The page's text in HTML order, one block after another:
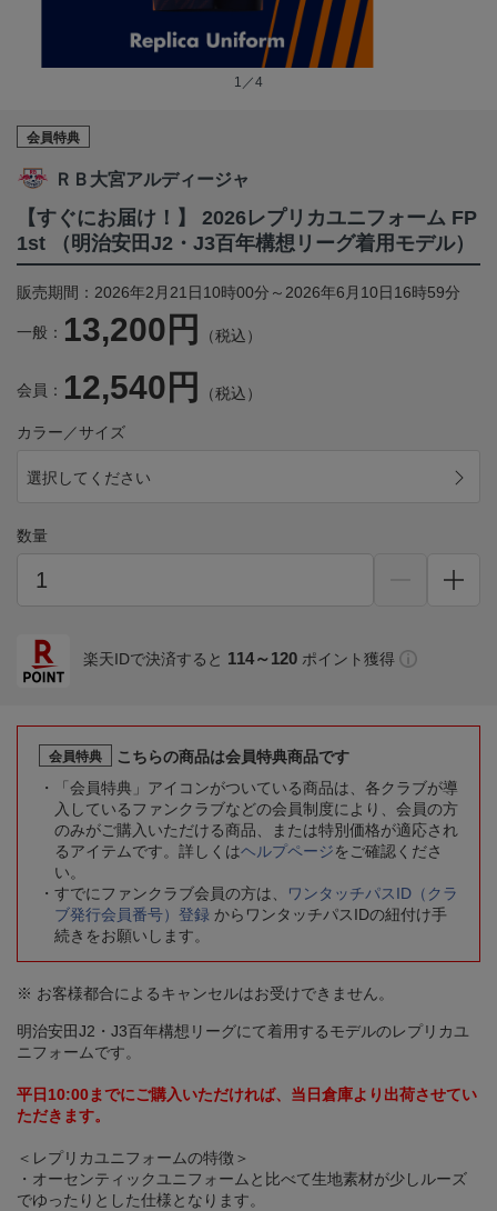
1／4
会員特典
ＲＢ大宮アルディージャ
【すぐにお届け！】 2026レプリカユニフォーム FP
1st （明治安田J2・J3百年構想リーグ着用モデル）
販売期間：2026年2月21日10時00分～2026年6月10日16時59分
一般： 13,200円 （税込）
会員： 12,540円 （税込）
カラー／サイズ
選択してください
数量
楽天IDで決済すると 114～120 ポイント獲得
会員特典
こちらの商品は会員特典商品です
「会員特典」アイコンがついている商品は、各クラブが導
入しているファンクラブなどの会員制度により、会員の方
のみがご購入いただける商品、または特別価格が適応され
るアイテムです。詳しくはヘルプページをご確認くださ
い。
すでにファンクラブ会員の方は、
ワンタッチパスID（クラ
ブ発行会員番号）登録 からワンタッチパスIDの紐付け手
続きをお願いします。
※ お客様都合によるキャンセルはお受けできません。
明治安田J2・J3百年構想リーグにて着用するモデルのレプリカユ
ニフォームです。
平日10:00までにご購入いただければ、当日倉庫より出荷させてい
ただきます。
＜レプリカユニフォームの特徴＞
・オーセンティックユニフォームと比べて生地素材が少しルーズ
でゆったりとした仕様となります。